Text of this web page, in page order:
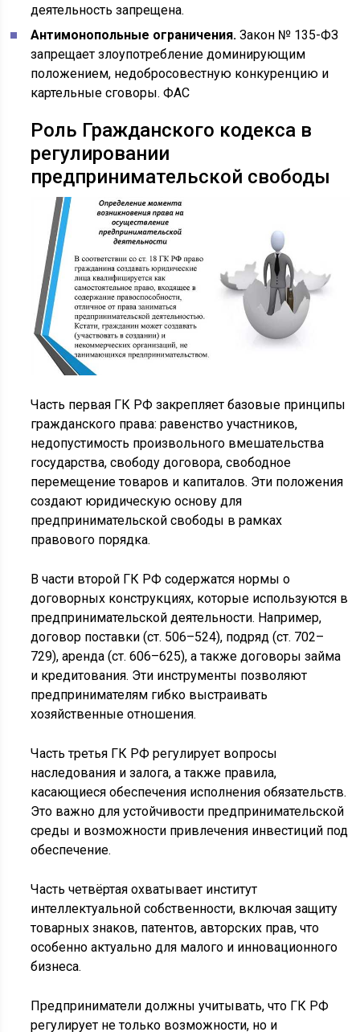
деятельность запрещена.
Антимонопольные ограничения. Закон № 135-ФЗ
запрещает злоупотребление доминирующим
положением, недобросовестную конкуренцию и
картельные сговоры. ФАС
Роль Гражданского кодекса в
регулировании
предпринимательской свободы
Часть первая ГК РФ закрепляет базовые принципы
гражданского права: равенство участников,
недопустимость произвольного вмешательства
государства, свободу договора, свободное
перемещение товаров и капиталов. Эти положения
создают юридическую основу для
предпринимательской свободы в рамках
правового порядка.
В части второй ГК РФ содержатся нормы о
договорных конструкциях, которые используются в
предпринимательской деятельности. Например,
договор поставки (ст. 506–524), подряд (ст. 702–
729), аренда (ст. 606–625), а также договоры займа
и кредитования. Эти инструменты позволяют
предпринимателям гибко выстраивать
хозяйственные отношения.
Часть третья ГК РФ регулирует вопросы
наследования и залога, а также правила,
касающиеся обеспечения исполнения обязательств.
Это важно для устойчивости предпринимательской
среды и возможности привлечения инвестиций под
обеспечение.
Часть четвёртая охватывает институт
интеллектуальной собственности, включая защиту
товарных знаков, патентов, авторских прав, что
особенно актуально для малого и инновационного
бизнеса.
Предприниматели должны учитывать, что ГК РФ
регулирует не только возможности, но и